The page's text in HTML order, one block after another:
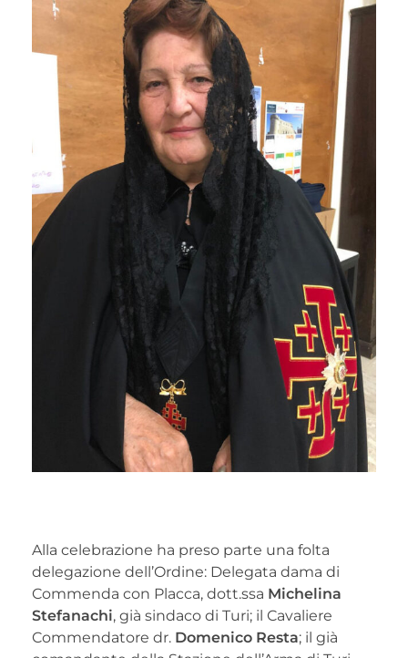
Alla celebrazione ha preso parte una folta
delegazione dell’Ordine: Delegata dama di
Commenda con Placca, dott.ssa Michelina
Stefanachi, già sindaco di Turi; il Cavaliere
Commendatore dr. Domenico Resta; il già